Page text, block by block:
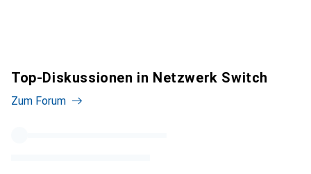
Top-Diskussionen in Netzwerk Switch
Zum Forum